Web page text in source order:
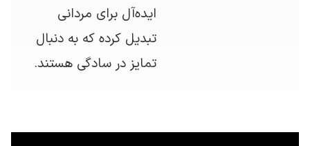
ایده‌آل برای مردانی
تبدیل کرده که به دنبال
تمایز در سادگی هستند.